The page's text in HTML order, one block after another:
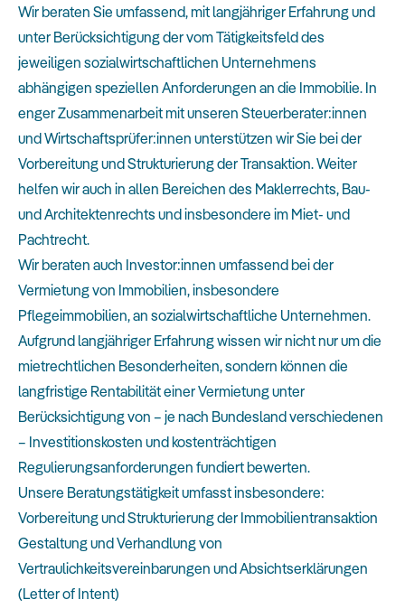
Wir beraten Sie umfassend, mit langjähriger Erfahrung und
unter Berücksichtigung der vom Tätigkeitsfeld des
jeweiligen sozialwirtschaftlichen Unternehmens
abhängigen speziellen Anforderungen an die Immobilie. In
enger Zusammenarbeit mit unseren Steuerberater:innen
und Wirtschaftsprüfer:innen unterstützen wir Sie bei der
Vorbereitung und Strukturierung der Transaktion. Weiter
helfen wir auch in allen Bereichen des Maklerrechts, Bau-
und Architektenrechts und insbesondere im Miet- und
Pachtrecht.
Wir beraten auch Investor:innen umfassend bei der
Vermietung von Immobilien, insbesondere
Pflegeimmobilien, an sozialwirtschaftliche Unternehmen.
Aufgrund langjähriger Erfahrung wissen wir nicht nur um die
mietrechtlichen Besonderheiten, sondern können die
langfristige Rentabilität einer Vermietung unter
Berücksichtigung von – je nach Bundesland verschiedenen
– Investitionskosten und kostenträchtigen
Regulierungsanforderungen fundiert bewerten.
Unsere Beratungstätigkeit umfasst insbesondere:
Vorbereitung und Strukturierung der Immobilientransaktion
Gestaltung und Verhandlung von
Vertraulichkeitsvereinbarungen und Absichtserklärungen
(Letter of Intent)